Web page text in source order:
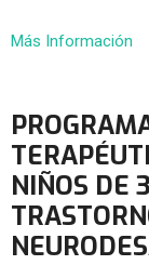
Más Información
NIÑOS DE